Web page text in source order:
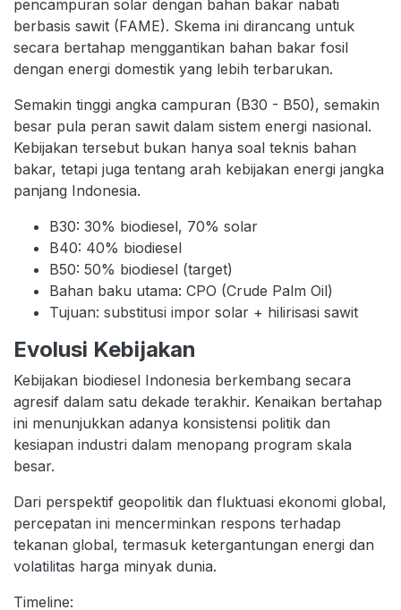
pencampuran solar dengan bahan bakar nabati
berbasis sawit (FAME). Skema ini dirancang untuk
secara bertahap menggantikan bahan bakar fosil
dengan energi domestik yang lebih terbarukan.
Semakin tinggi angka campuran (B30 - B50), semakin
besar pula peran sawit dalam sistem energi nasional.
Kebijakan tersebut bukan hanya soal teknis bahan
bakar, tetapi juga tentang arah kebijakan energi jangka
panjang Indonesia.
B30: 30% biodiesel, 70% solar
B40: 40% biodiesel
B50: 50% biodiesel (target)
Bahan baku utama: CPO (Crude Palm Oil)
Tujuan: substitusi impor solar + hilirisasi sawit
Evolusi Kebijakan
Kebijakan biodiesel Indonesia berkembang secara
agresif dalam satu dekade terakhir. Kenaikan bertahap
ini menunjukkan adanya konsistensi politik dan
kesiapan industri dalam menopang program skala
besar.
Dari perspektif geopolitik dan fluktuasi ekonomi global,
percepatan ini mencerminkan respons terhadap
tekanan global, termasuk ketergantungan energi dan
volatilitas harga minyak dunia.
Timeline: